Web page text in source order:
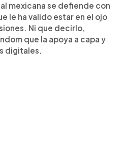
mexicana se defiende con
le ha valido estar en el ojo
Ni que decirlo,
que la apoya a capa y
digitales.